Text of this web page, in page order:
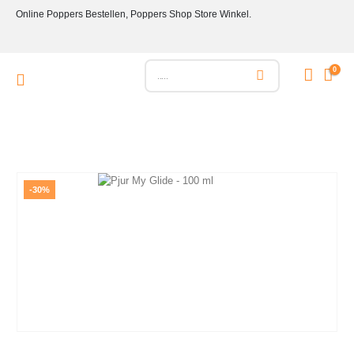
Online Poppers Bestellen, Poppers Shop Store Winkel.
0
-30%